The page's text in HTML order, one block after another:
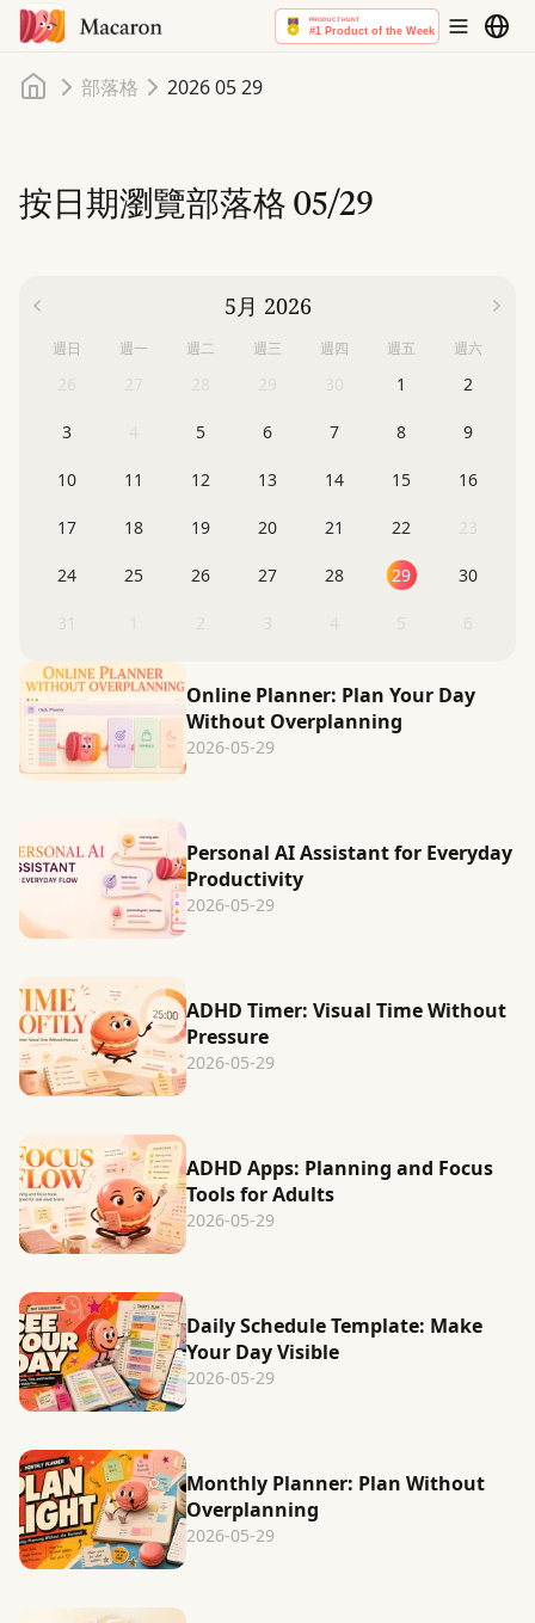
首頁部落格 2026 05 29
按日期瀏覽部落格05/29
Online Planner: Plan Your Day
Without Overplanning
2026-05-29
Personal AI Assistant for Everyday
Productivity
2026-05-29
ADHD Timer: Visual Time Without
Pressure
2026-05-29
ADHD Apps: Planning and Focus
Tools for Adults
2026-05-29
Daily Schedule Template: Make
Your Day Visible
2026-05-29
Monthly Planner: Plan Without
Overplanning
2026-05-29
5月 2026
週日 週一 週二 週三 週四 週五 週六
1 2
3 5 6 7 8 9
10 11 12 13 14 15 16
17 18 19 20 21 22
24 25 26 27 28 29 30